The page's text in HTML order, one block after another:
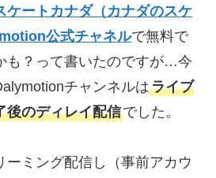
ケートカナダ（カナダのスケ
公式チャネルで無料で
も？って書いたのですが…今
チャンネルはライブ
後のディレイ配信でした。
ーミング配信し（事前アカウ